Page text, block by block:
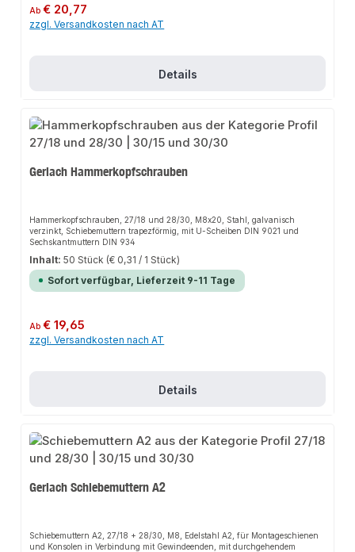
Regulärer Preis:
Ab€ 20,77
zzgl. Versandkosten nach AT
Details
Gerlach Hammerkopfschrauben
Hammerkopfschrauben, 27/18 und 28/30, M8x20, Stahl, galvanisch
verzinkt, Schiebemuttern trapezförmig, mit U-Scheiben DIN 9021 und
Sechskantmuttern DIN 934
Inhalt:50 Stück (€ 0,31 / 1 Stück)
Sofort verfügbar, Lieferzeit 9-11 Tage
Regulärer Preis:
Ab€ 19,65
zzgl. Versandkosten nach AT
Details
Gerlach Schiebemuttern A2
Schiebemuttern A2, 27/18 + 28/30, M8, Edelstahl A2, für Montageschienen
und Konsolen in Verbindung mit Gewindeenden, mit durchgehendem